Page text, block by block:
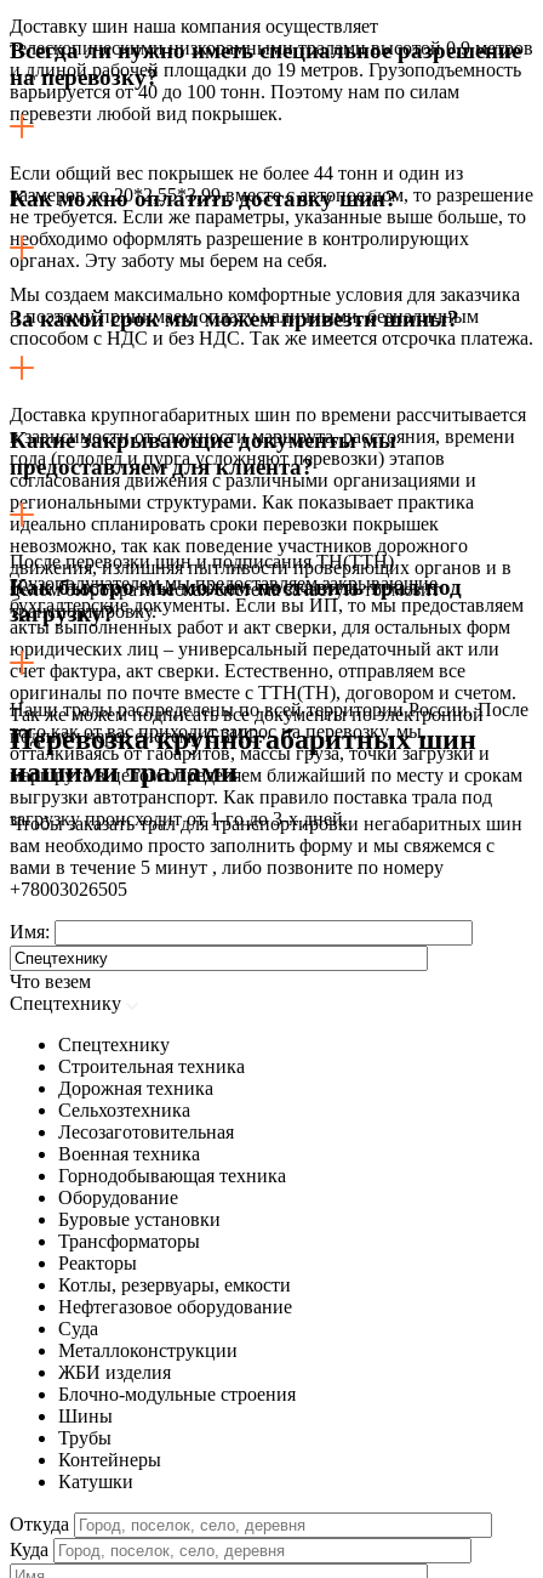
Доставку шин наша компания осуществляет
телескопическими низкорамными тралами высотой 0,9 метров
и длиной рабочей площадки до 19 метров. Грузоподъемность
варьируется от 40 до 100 тонн. Поэтому нам по силам
перевезти любой вид покрышек.
Всегда ли нужно иметь специальное разрешение
на перевозку?
Если общий вес покрышек не более 44 тонн и один из
размеров до 20*2,55*3,99 вместе с автопоездом, то разрешение
не требуется. Если же параметры, указанные выше больше, то
необходимо оформлять разрешение в контролирующих
органах. Эту заботу мы берем на себя.
Как можно оплатить доставку шин?
Мы создаем максимально комфортные условия для заказчика
и поэтому принимаем оплату наличными, безналичным
способом с НДС и без НДС. Так же имеется отсрочка платежа.
За какой срок мы можем привезти шины?
Доставка крупногабаритных шин по времени рассчитывается
в зависимости от сложности маршрута, расстояния, времени
года (гололед и пурга усложняют перевозки) этапов
согласования движения с различными организациями и
региональными структурами. Как показывает практика
идеально спланировать сроки перевозки покрышек
невозможно, так как поведение участников дорожного
движения, излишняя пытливости проверяющих органов и в
целом бюрократическая система зачастую тормозит
транспортировку.
Какие закрывающие документы мы
предоставляем для клиента?
После перевозки шин и подписания ТН(ТТН)
грузополучателем мы предоставляем закрывающие
бухгалтерские документы. Если вы ИП, то мы предоставляем
акты выполненных работ и акт сверки, для остальных форм
юридических лиц – универсальный передаточный акт или
счет фактура, акт сверки. Естественно, отправляем все
оригиналы по почте вместе с ТТН(ТН), договором и счетом.
Так же можем подписать все документы по электронной
подписи через систему СБИС.
Как быстро мы можем поставить трал под
загрузку?
Наши тралы распределены по всей территории России. После
того как от вас приходит запрос на перевозку, мы,
отталкиваясь от габаритов, массы груза, точки загрузки и
маршрута в целом определяем ближайший по месту и срокам
выгрузки автотранспорт. Как правило поставка трала под
загрузку происходит от 1-го до 3-х дней.
Перевозка крупногабаритных шин
нашими тралами
Чтобы заказать трал для транспортировки негабаритных шин
вам необходимо просто заполнить форму и мы свяжемся с
вами в течение 5 минут , либо позвоните по номеру
+78003026505
Имя:
Что везем
Спецтехнику
Спецтехнику
Строительная техника
Дорожная техника
Сельхозтехника
Лесозаготовительная
Военная техника
Горнодобывающая техника
Оборудование
Буровые установки
Трансформаторы
Реакторы
Котлы, резервуары, емкости
Нефтегазовое оборудование
Cуда
Металлоконструкции
ЖБИ изделия
Блочно-модульные строения
Шины
Трубы
Контейнеры
Катушки
Откуда
Куда